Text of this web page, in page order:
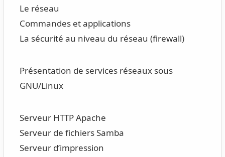
Le réseau
Commandes et applications
La sécurité au niveau du réseau (firewall)
Présentation de services réseaux sous
GNU/Linux
Serveur HTTP Apache
Serveur de fichiers Samba
Serveur d’impression